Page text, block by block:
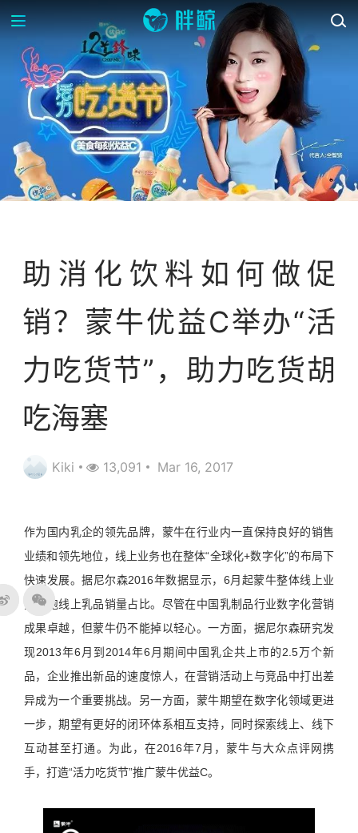
助消化饮料如何做促
销？蒙牛优益C举办“活
力吃货节”，助力吃货胡
吃海塞
Kiki 13,091 Mar 16, 2017
作为国内乳企的领先品牌，蒙牛在行业内一直保持良好的销售
业绩和领先地位，线上业务也在整体“全球化+数字化”的布局下
快速发展。据尼尔森2016年数据显示，6月起蒙牛整体线上业
务领跑线上乳品销量占比。尽管在中国乳制品行业数字化营销
成果卓越，但蒙牛仍不能掉以轻心。一方面，据尼尔森研究发
现2013年6月到2014年6月期间中国乳企共上市的2.5万个新
品，企业推出新品的速度惊人，在营销活动上与竞品中打出差
异成为一个重要挑战。另一方面，蒙牛期望在数字化领域更进
一步，期望有更好的闭环体系相互支持，同时探索线上、线下
互动甚至打通。为此，在2016年7月，蒙牛与大众点评网携
手，打造“活力吃货节”推广蒙牛优益C。